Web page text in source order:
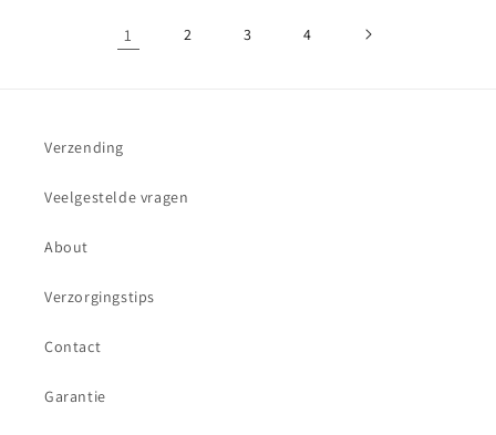
1 2 3 4
Verzending
Veelgestelde vragen
About
Verzorgingstips
Contact
Garantie